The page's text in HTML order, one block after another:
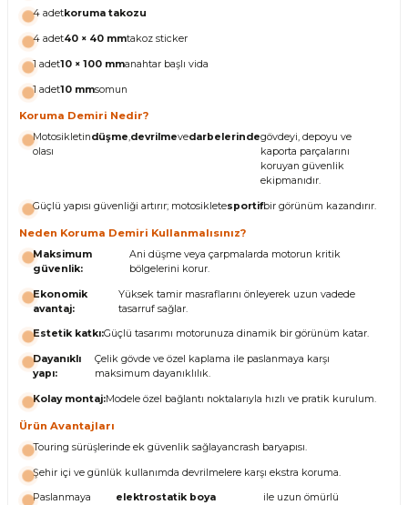
4 adetkoruma takozu
4 adet40 × 40 mmtakoz sticker
1 adet10 × 100 mmanahtar başlı vida
1 adet10 mmsomun
Koruma Demiri Nedir?
Motosikletin
olası
düşme,devrilmevedarbelerindegövdeyi, depoyu ve
kaporta parçalarını
koruyan güvenlik
ekipmanıdır.
Güçlü yapısı güvenliği artırır; motosikletesportifbir görünüm kazandırır.
Neden Koruma Demiri Kullanmalısınız?
Maksimum
güvenlik:
Ani düşme veya çarpmalarda motorun kritik
bölgelerini korur.
Ekonomik
avantaj:
Yüksek tamir masraflarını önleyerek uzun vadede
tasarruf sağlar.
Estetik katkı:Güçlü tasarımı motorunuza dinamik bir görünüm katar.
Dayanıklı
yapı:
Çelik gövde ve özel kaplama ile paslanmaya karşı
maksimum dayanıklılık.
Kolay montaj:Modele özel bağlantı noktalarıyla hızlı ve pratik kurulum.
Ürün Avantajları
Touring sürüşlerinde ek güvenlik sağlayancrash baryapısı.
Şehir içi ve günlük kullanımda devrilmelere karşı ekstra koruma.
Paslanmaya
elektrostatik boya
ile uzun ömürlü